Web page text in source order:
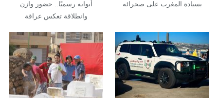
بسيادة المغرب على صحرائه
أبوابه رسميًا.. حضور وازن
وانطلاقة تعكس عراقة